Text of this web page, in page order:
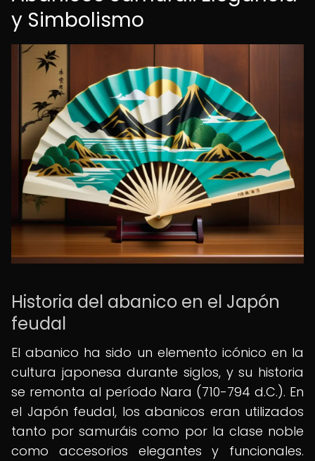
y Simbolismo
Historia del abanico en el Japón
feudal
El abanico ha sido un elemento icónico en la
cultura japonesa durante siglos, y su historia
se remonta al período Nara (710-794 d.C.). En
el Japón feudal, los abanicos eran utilizados
tanto por samuráis como por la clase noble
como accesorios elegantes y funcionales.